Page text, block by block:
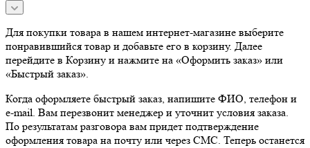
Для покупки товара в нашем интернет-магазине выберите
понравившийся товар и добавьте его в корзину. Далее
перейдите в Корзину и нажмите на «Оформить заказ» или
«Быстрый заказ».
Когда оформляете быстрый заказ, напишите ФИО, телефон и
e-mail. Вам перезвонит менеджер и уточнит условия заказа.
По результатам разговора вам придет подтверждение
оформления товара на почту или через СМС. Теперь останется